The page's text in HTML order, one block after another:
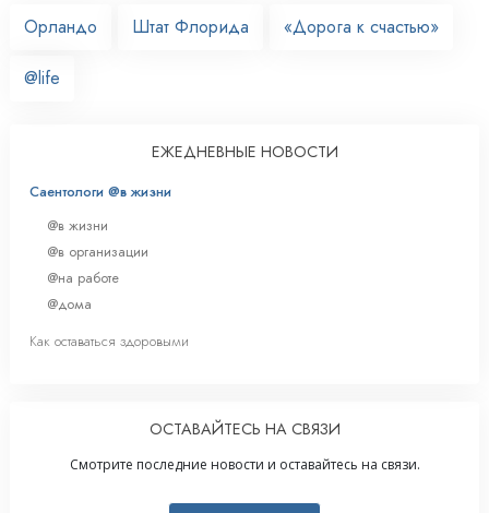
Орландо
Штат Флорида «Дорога к счастью»
@life
ЕЖЕДНЕВНЫЕ НОВОСТИ
Саентологи @в жизни
@в жизни
@в организации
@на работе
@дома
Как оставаться здоровыми
ОСТАВАЙТЕСЬ НА СВЯЗИ
Смотрите последние новости и оставайтесь на связи.